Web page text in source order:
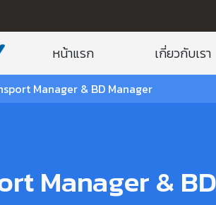
หน้าแรก เกี่ยวกับเรา
Manager & BD Manager
Manager &